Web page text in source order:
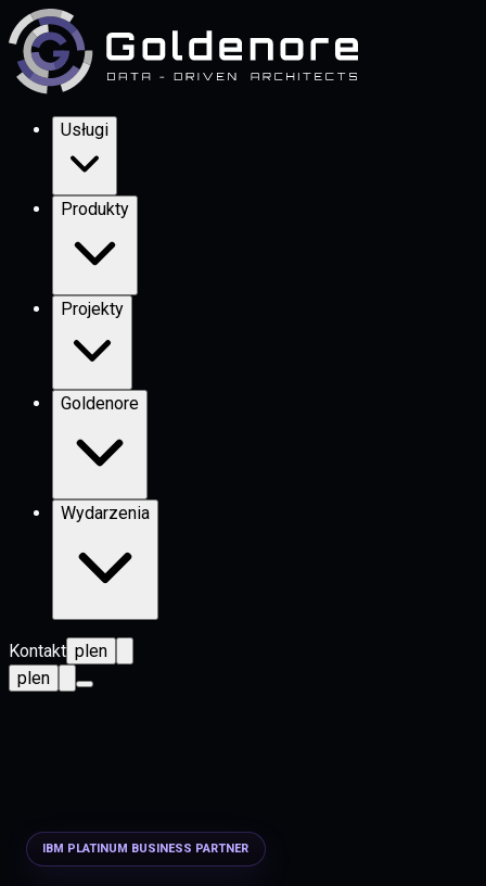
Usługi
Produkty
Projekty
Goldenore
Wydarzenia
Kontakt plen
plen
IBM PLATINUM BUSINESS PARTNER